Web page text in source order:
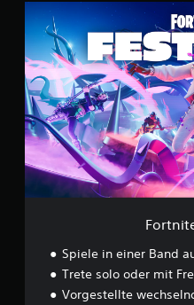
r
t
n
i
t
e
F
s
t
i
Spiele in einer Band
Trete solo oder mit
Vorgestellte